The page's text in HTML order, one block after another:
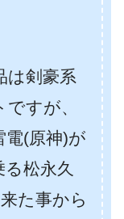
は剣豪系
すが、
電(原神)が
松永久
た事から